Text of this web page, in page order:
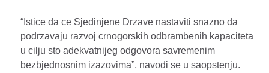
“Istice da ce Sjedinjene Drzave nastaviti snazno da
podrzavaju razvoj crnogorskih odbrambenih kapaciteta
u cilju sto adekvatnijeg odgovora savremenim
bezbjednosnim izazovima”, navodi se u saopstenju.